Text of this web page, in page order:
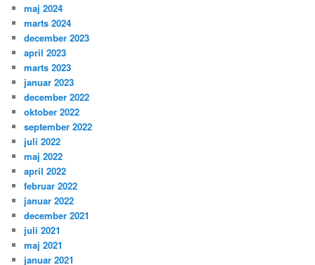
maj 2024
marts 2024
december 2023
april 2023
marts 2023
januar 2023
december 2022
oktober 2022
september 2022
juli 2022
maj 2022
april 2022
februar 2022
januar 2022
december 2021
juli 2021
maj 2021
januar 2021